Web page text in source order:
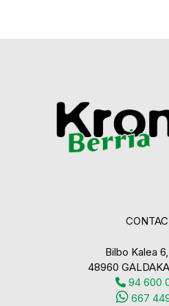
Bilbo Kalea
48960
94 600
667